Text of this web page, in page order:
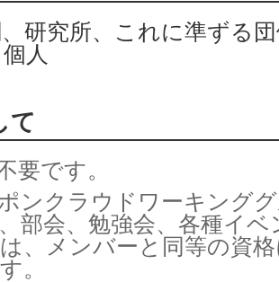
研究所、これに準ずる
人
て
要です。
ンクラウドワーキング
部会、勉強会、各種イ
、メンバーと同等の資
。